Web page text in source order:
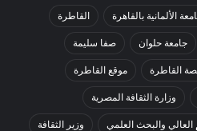
الألمانية بالقاهرة القاطرة
جامعة حلوان صفا سليمة
القاطرة موقع القاطرة
وزارة الثقافة المصرية
العالي والبحث العلمي وزير الثقافة